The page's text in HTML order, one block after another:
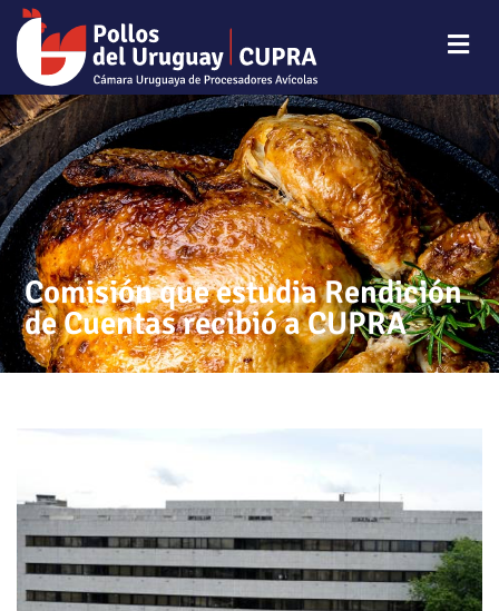
Comisión que estudia Rendición
de Cuentas recibió a CUPRA